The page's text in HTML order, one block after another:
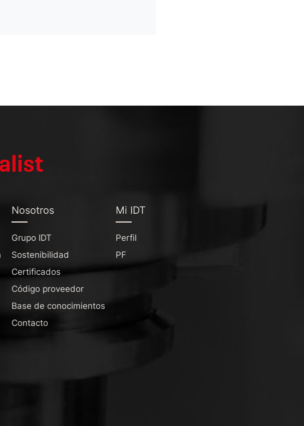
Nosotros
Grupo IDT
Sostenibilidad
Certificados
Código proveedor
Base de conocimientos
Contacto
Mi IDT
Perfil
PF